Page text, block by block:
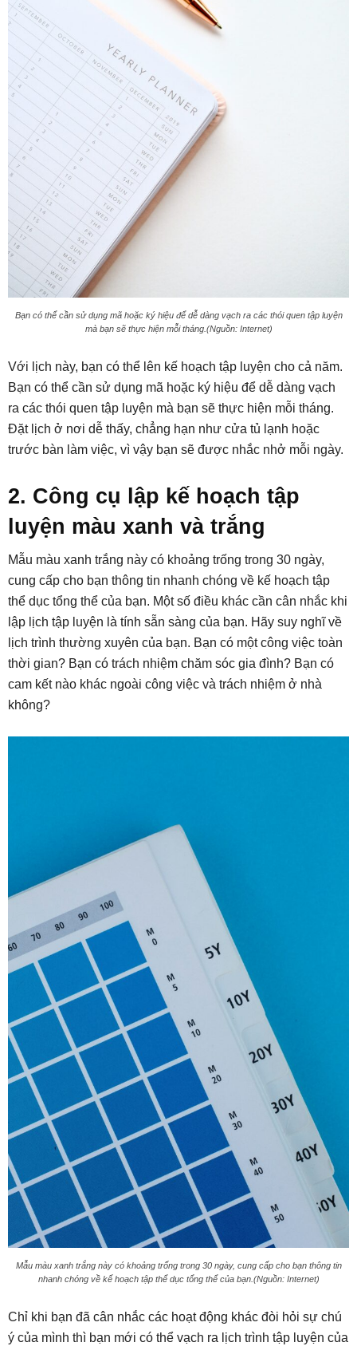
Bạn có thể cần sử dụng mã hoặc ký hiệu để dễ dàng vạch ra các thói quen tập luyện
mà bạn sẽ thực hiện mỗi tháng.(Nguồn: Internet)
Với lịch này, bạn có thể lên kế hoạch tập luyện cho cả năm.
Bạn có thể cần sử dụng mã hoặc ký hiệu để dễ dàng vạch
ra các thói quen tập luyện mà bạn sẽ thực hiện mỗi tháng.
Đặt lịch ở nơi dễ thấy, chẳng hạn như cửa tủ lạnh hoặc
trước bàn làm việc, vì vậy bạn sẽ được nhắc nhở mỗi ngày.
2. Công cụ lập kế hoạch tập
luyện màu xanh và trắng
Mẫu màu xanh trắng này có khoảng trống trong 30 ngày,
cung cấp cho bạn thông tin nhanh chóng về kế hoạch tập
thể dục tổng thể của bạn. Một số điều khác cần cân nhắc khi
lập lịch tập luyện là tính sẵn sàng của bạn. Hãy suy nghĩ về
lịch trình thường xuyên của bạn. Bạn có một công việc toàn
thời gian? Bạn có trách nhiệm chăm sóc gia đình? Bạn có
cam kết nào khác ngoài công việc và trách nhiệm ở nhà
không?
Mẫu màu xanh trắng này có khoảng trống trong 30 ngày, cung cấp cho bạn thông tin
nhanh chóng về kế hoạch tập thể dục tổng thể của bạn.(Nguồn: Internet)
Chỉ khi bạn đã cân nhắc các hoạt động khác đòi hỏi sự chú
ý của mình thì bạn mới có thể vạch ra lịch trình tập luyện của